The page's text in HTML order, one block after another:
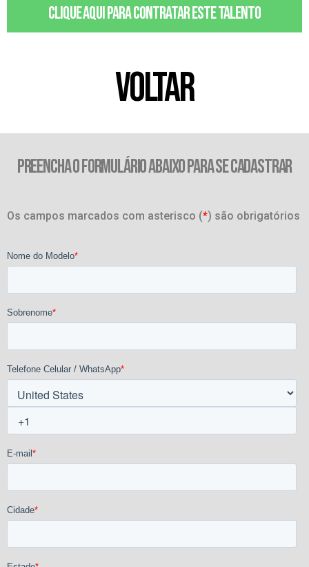
Clique aqui para contratar este talento
VOLTAR
PREENCHA O FORMULÁRIO ABAIXO PARA SE CADASTRAR
Os campos marcados com asterisco (*) são obrigatórios